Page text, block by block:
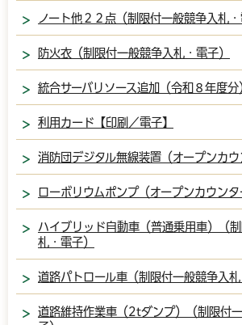
ノート他２２点（制限付一般競争入札・
防火衣（制限付一般競争入札・電子）
統合サーバリソース追加（令和８年度分
利用カード【印刷／電子】
消防団デジタル無線装置（オープンカウ
ローボリウムポンプ（オープンカウンタ
ハイブリッド自動車（普通乗用車）（
札・電子）
道路パトロール車（制限付一般競争入札
道路維持作業車（2tダンプ）（制限付